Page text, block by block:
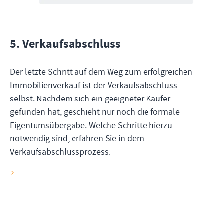
5.Verkaufsabschluss
Der letzte Schritt auf dem Weg zum erfolgreichen
Immobilienverkauf ist der Verkaufsabschluss
selbst. Nachdem sich ein geeigneter Käufer
gefunden hat, geschieht nur noch die formale
Eigentumsübergabe. Welche Schritte hierzu
notwendig sind, erfahren Sie in dem
Verkaufsabschlussprozess.